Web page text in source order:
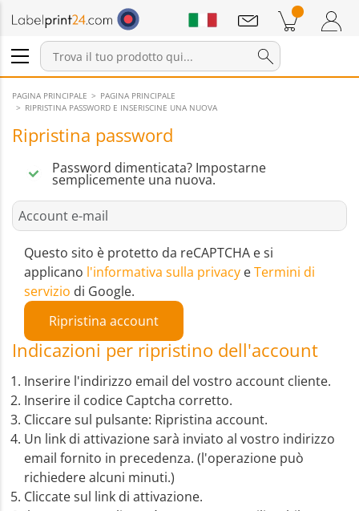
Accedi / Registrati
Prodotti nel carrello
Annunci
PAGINA PRINCIPALE
PAGINA PRINCIPALE
RIPRISTINA PASSWORD E INSERISCINE UNA NUOVA
Ripristina password
Password dimenticata? Impostarne
semplicemente una nuova.
Questo sito è protetto da reCAPTCHA e si
applicano l'informativa sulla privacy eTermini di
servizio di Google.
Ripristina account
Indicazioni per ripristino dell'account
Inserire l'indirizzo email del vostro account cliente.
Inserire il codice Captcha corretto.
Cliccare sul pulsante: Ripristina account.
Un link di attivazione sarà inviato al vostro indirizzo
email fornito in precedenza. (l'operazione può
richiedere alcuni minuti.)
Cliccate sul link di attivazione.